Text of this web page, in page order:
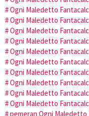
Ogni Maledetto
Ogni Maledetto
Ogni Maledetto
Ogni Maledetto
Ogni Maledetto
Ogni Maledetto
Ogni Maledetto
Ogni Maledetto
Ogni Maledetto
Ogni Maledetto
pemeran Ogni Maledetto